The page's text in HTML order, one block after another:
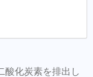
インサロン
酸化炭素を排出し